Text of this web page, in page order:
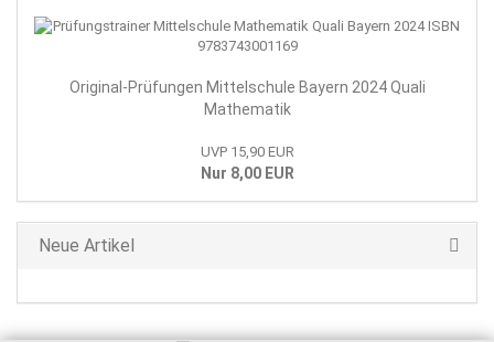
Original-Prüfungen Mittelschule Bayern 2024 Quali
Mathematik
UVP 15,90 EUR
Nur 8,00 EUR
Neue Artikel